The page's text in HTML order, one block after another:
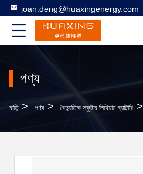
joan.deng@huaxingenergy.com
পণ্য
বাড়ি > পণ্য > বৈদ্যুতিক স্কুটার লিথিয়াম ব্যাটারি >